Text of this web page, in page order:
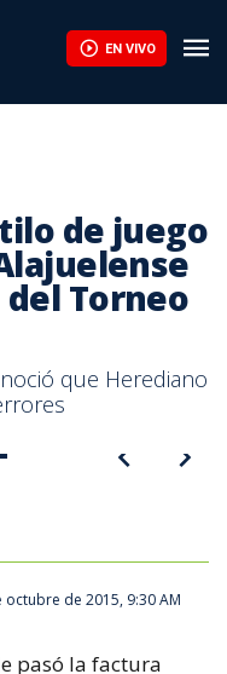
EN VIVO
de juego
Torneo
que Herediano
octubre de 2015, 9:30 AM
pasó la factura